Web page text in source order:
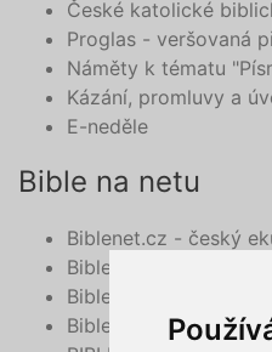
České katolické
Proglas - veršovaná
Náměty k tématu
Kázání, promluvy a
E-neděle
Bible na netu
Biblenet.cz - český
Bibleserver.com
Bible - překlad 21.
BibleHub.com -